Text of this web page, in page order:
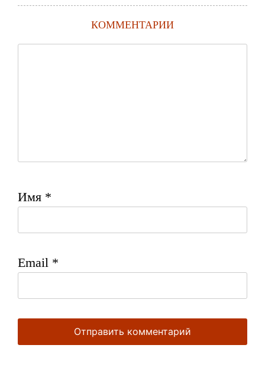
КОММЕНТАРИИ
Имя *
Email *